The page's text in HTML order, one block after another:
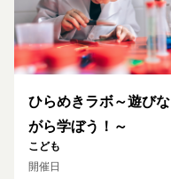
ひらめきラボ～遊びな
がら学ぼう！～
こども
開催日